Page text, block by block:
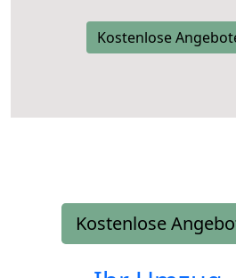
Kostenlose
Kostenlose